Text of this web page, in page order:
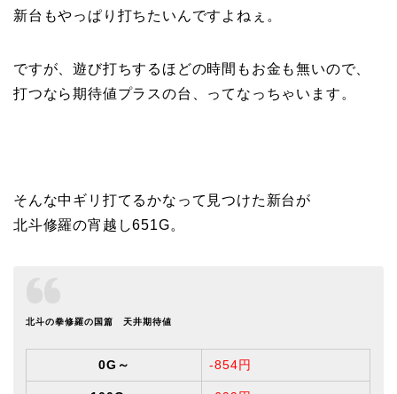
新台もやっぱり打ちたいんですよねぇ。
ですが、遊び打ちするほどの時間もお金も無いので、
打つなら期待値プラスの台、ってなっちゃいます。
そんな中ギリ打てるかなって見つけた新台が
北斗修羅の宵越し651G。
北斗の拳修羅の国篇 天井期待値
0G～ -854円